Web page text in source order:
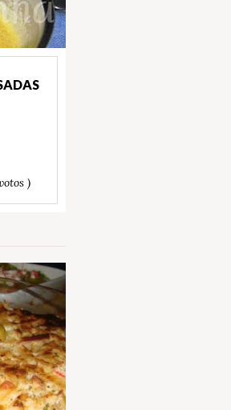
)